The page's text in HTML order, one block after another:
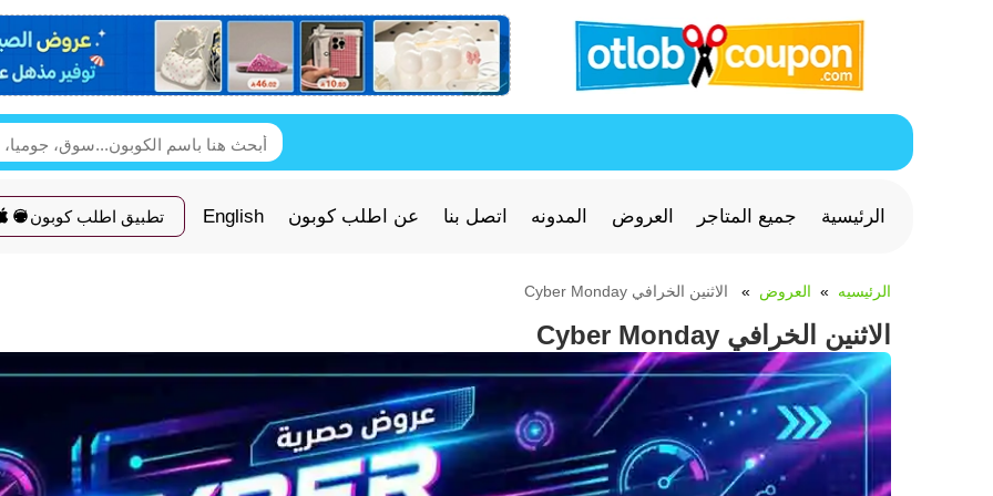
الرئيسية جميع المتاجر العروض المدونه اتصل بنا عن اطلب كوبون English تطبيق اطلب كوبون
الرئيسيه العروض الاثنين الخرافي Cyber Monday
الاثنين الخرافي Cyber Monday